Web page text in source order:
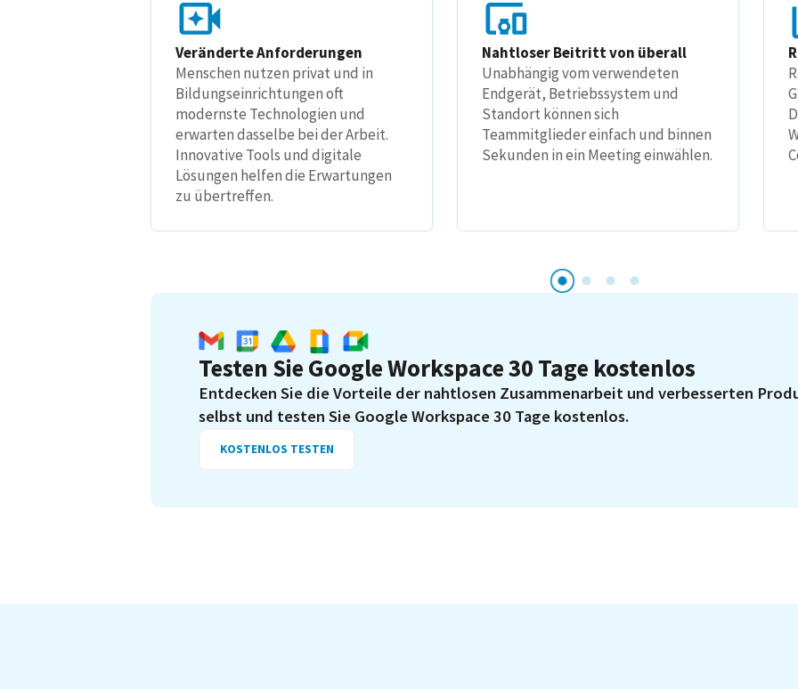
Veränderte Anforderungen
Menschen nutzen privat und in
Bildungseinrichtungen oft
modernste Technologien und
erwarten dasselbe bei der Arbeit.
Innovative Tools und digitale
Lösungen helfen die Erwartungen
zu übertreffen.
Nahtloser Beitritt von überall
Unabhängig vom verwendeten
Endgerät, Betriebssystem und
Standort können sich
Teammitglieder einfach und binnen
Sekunden in ein Meeting einwählen.
Testen Sie Google Workspace 30 Tage kostenlos
Entdecken Sie die Vorteile der nahtlosen Zusammenarbeit und verbesserten
selbst und testen Sie Google Workspace 30 Tage kostenlos.
KOSTENLOS TESTEN